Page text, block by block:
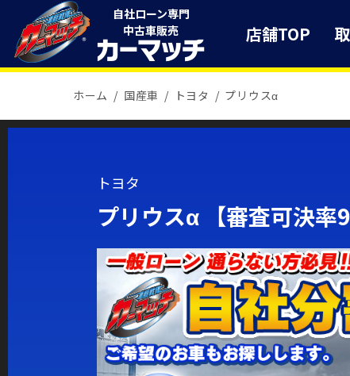
自社ローン専門
中古車販売
店舗TOP
ホーム 国産車 トヨタ プリウスα
トヨタ
プリウスα 【審査可決